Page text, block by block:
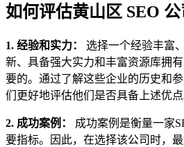
如何评估黄山区 SEO 公
1. 经验和实力： 选择一个经验丰富
新、具备强大实力和丰富资源库拥
要的。通过了解这些企业的历史和
们更好地评估他们是否具备上述优点
2. 成功案例： 成功案例是衡量一家
要指标。因此，在选择该公司时，